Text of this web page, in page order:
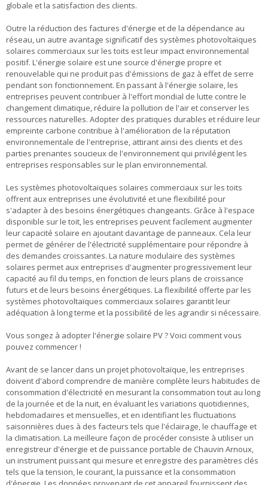
globale et la satisfaction des clients.
Outre la réduction des factures d'énergie et de la dépendance au
réseau, un autre avantage significatif des systèmes photovoltaïques
solaires commerciaux sur les toits est leur impact environnemental
positif. L'énergie solaire est une source d'énergie propre et
renouvelable qui ne produit pas d'émissions de gaz à effet de serre
pendant son fonctionnement. En passant à l'énergie solaire, les
entreprises peuvent contribuer à l'effort mondial de lutte contre le
changement climatique, réduire la pollution de l'air et conserver les
ressources naturelles. Adopter des pratiques durables et réduire leur
empreinte carbone contribue à l'amélioration de la réputation
environnementale de l'entreprise, attirant ainsi des clients et des
parties prenantes soucieux de l'environnement qui privilégient les
entreprises responsables sur le plan environnemental.
Les systèmes photovoltaïques solaires commerciaux sur les toits
offrent aux entreprises une évolutivité et une flexibilité pour
s'adapter à des besoins énergétiques changeants. Grâce à l'espace
disponible sur le toit, les entreprises peuvent facilement augmenter
leur capacité solaire en ajoutant davantage de panneaux. Cela leur
permet de générer de l'électricité supplémentaire pour répondre à
des demandes croissantes. La nature modulaire des systèmes
solaires permet aux entreprises d'augmenter progressivement leur
capacité au fil du temps, en fonction de leurs plans de croissance
futurs et de leurs besoins énergétiques. La flexibilité offerte par les
systèmes photovoltaïques commerciaux solaires garantit leur
adéquation à long terme et la possibilité de les agrandir si nécessaire.
Vous songez à adopter l'énergie solaire PV ? Voici comment vous
pouvez commencer !
Avant de se lancer dans un projet photovoltaïque, les entreprises
doivent d'abord comprendre de manière complète leurs habitudes de
consommation d'électricité en mesurant la consommation tout au long
de la journée et de la nuit, en évaluant les variations quotidiennes,
hebdomadaires et mensuelles, et en identifiant les fluctuations
saisonnières dues à des facteurs tels que l'éclairage, le chauffage et
la climatisation. La meilleure façon de procéder consiste à utiliser un
enregistreur d'énergie et de puissance portable de Chauvin Arnoux,
un instrument puissant qui mesure et enregistre des paramètres clés
tels que la tension, le courant, la puissance et la consommation